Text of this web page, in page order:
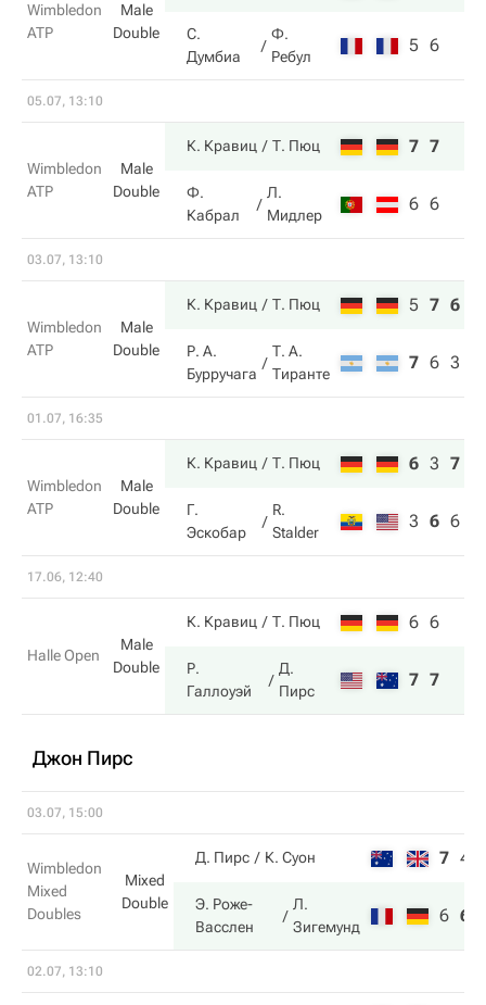
Wimbledon
ATP
Male
Double
С.
Думбиа
Ф.
Ребул
5 6
05.07, 13:10
Wimbledon
ATP
Male
Double
К. Кравиц Т. Пюц 7 7
Ф.
Кабрал
Л.
Мидлер
6 6
03.07, 13:10
Wimbledon
ATP
Male
Double
К. Кравиц Т. Пюц 5 7 6
Р. А.
Бурручага
Т. А.
Тиранте
7 6 3
01.07, 16:35
Wimbledon
ATP
Male
Double
К. Кравиц Т. Пюц 6 3 7
Г.
Эскобар
R.
Stalder
3 6 6
17.06, 12:40
Halle Open
Male
Double
К. Кравиц Т. Пюц 6 6
Р.
Галлоуэй
Д.
Пирс
7 7
Джон Пирс
03.07, 15:00
Wimbledon
Mixed
Doubles
Mixed
Double
Д. Пирс К. Суон 7 4
Э. Роже-
Васслен
Л.
Зигемунд
6 6
02.07, 13:10